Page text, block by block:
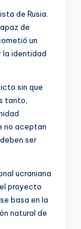
de Rusia.
de
un
la identidad
sin que
tanto,
no aceptan
ser
ucraniana
proyecto
basa en la
natural de